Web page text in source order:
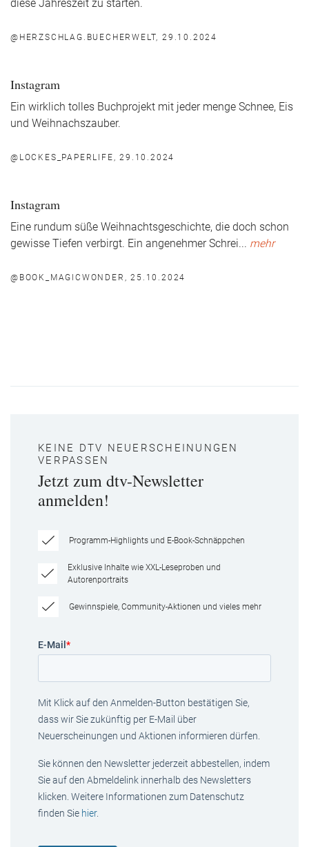
diese Jahreszeit zu starten.
@HERZSCHLAG.BUECHERWELT, 29.10.2024
Instagram
Ein wirklich tolles Buchprojekt mit jeder menge Schnee, Eis
und Weihnachszauber.
@LOCKES_PAPERLIFE, 29.10.2024
Instagram
Eine rundum süße Weihnachtsgeschichte, die doch schon
gewisse Tiefen verbirgt. Ein angenehmer Schrei... mehr
@BOOK_MAGICWONDER, 25.10.2024
KEINE DTV NEUERSCHEINUNGEN
VERPASSEN
Jetzt zum dtv-Newsletter
anmelden!
Programm-Highlights und E-Book-Schnäppchen
Exklusive Inhalte wie XXL-Leseproben und
Autorenportraits
Gewinnspiele, Community-Aktionen und vieles mehr
E-Mail *
Mit Klick auf den Anmelden-Button bestätigen Sie,
dass wir Sie zukünftig per E-Mail über
Neuerscheinungen und Aktionen informieren dürfen.
Sie können den Newsletter jederzeit abbestellen, indem
Sie auf den Abmeldelink innerhalb des Newsletters
klicken. Weitere Informationen zum Datenschutz
finden Sie hier.